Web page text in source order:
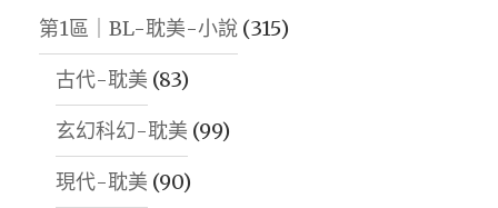
第1區｜BL-耽美-小說 (315)
古代-耽美 (83)
玄幻科幻-耽美 (99)
現代-耽美 (90)